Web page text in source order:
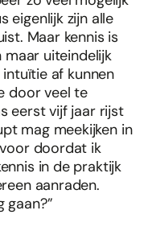
eigenlijk zijn alle
Maar kennis is
maar uiteindelijk
af kunnen
door veel te
eerst vijf jaar rijst
mag meekijken in
doordat ik
in de praktijk
aanraden.
gaan?”